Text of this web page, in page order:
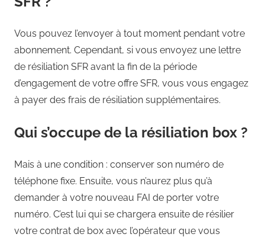
Vous pouvez l’envoyer à tout moment pendant votre
abonnement. Cependant, si vous envoyez une lettre
de résiliation SFR avant la fin de la période
d’engagement de votre offre SFR, vous vous engagez
à payer des frais de résiliation supplémentaires.
Qui s’occupe de la résiliation box ?
Mais à une condition : conserver son numéro de
téléphone fixe. Ensuite, vous n’aurez plus qu’à
demander à votre nouveau FAI de porter votre
numéro. C’est lui qui se chargera ensuite de résilier
votre contrat de box avec l’opérateur que vous